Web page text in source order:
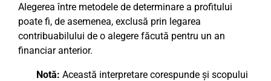
Alegerea între metodele de determinare a profitului
poate fi, de asemenea, exclusă prin legarea
contribuabilului de o alegere făcută pentru un an
financiar anterior.
Notă: Această interpretare corespunde și scopului